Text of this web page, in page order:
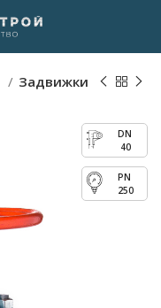
Задвижки
40
250